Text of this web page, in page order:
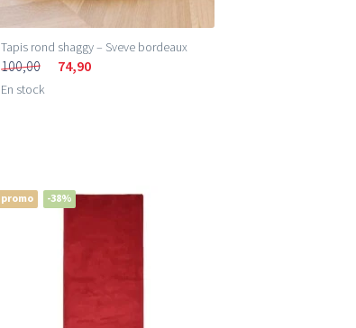
Tapis rond shaggy – Sveve bordeaux
100,00 74,90
En stock
promo -38%